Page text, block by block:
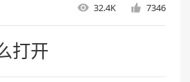
32.4K 7346
打开